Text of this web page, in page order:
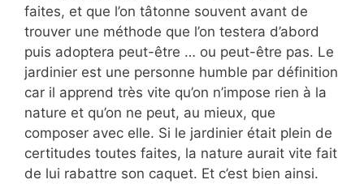
faites, et que l’on tâtonne souvent avant de
trouver une méthode que l’on testera d’abord
puis adoptera peut-être … ou peut-être pas. Le
jardinier est une personne humble par définition
car il apprend très vite qu’on n’impose rien à la
nature et qu’on ne peut, au mieux, que
composer avec elle. Si le jardinier était plein de
certitudes toutes faites, la nature aurait vite fait
de lui rabattre son caquet. Et c’est bien ainsi.